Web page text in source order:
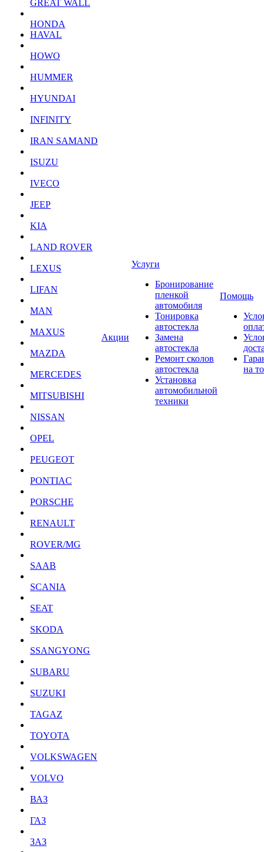
GREAT WALL
HONDA
HAVAL
HOWO
HUMMER
HYUNDAI
INFINITY
IRAN SAMAND
ISUZU
IVECO
JEEP
KIA
LAND ROVER
LEXUS
LIFAN
MAN
MAXUS
MAZDA
MERCEDES
MITSUBISHI
NISSAN
OPEL
PEUGEOT
PONTIAC
PORSCHE
RENAULT
ROVER/MG
SAAB
SCANIA
SEAT
SKODA
SSANGYONG
SUBARU
SUZUKI
TAGAZ
TOYOTA
VOLKSWAGEN
VOLVO
ВАЗ
ГАЗ
ЗАЗ
Акции
Услуги
Бронирование
пленкой
автомобиля
Тонировка
автостекла
Замена
автостекла
Ремонт сколов
автостекла
Установка
автомобильной
техники
Помощь
на